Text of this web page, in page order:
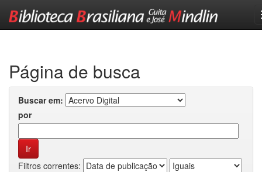
Página de busca
Buscar em:
por
Filtros correntes: